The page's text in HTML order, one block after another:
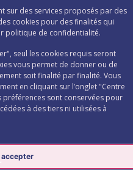
sur des services proposés par des
cookies pour des finalités qui
politique de confidentialité.
seul les cookies requis seront
vous permet de donner ou de
soit finalité par finalité. Vous
en cliquant sur l’onglet "Centre
sont conservées pour
à des tiers ni utilisées à
accepterà la lettre